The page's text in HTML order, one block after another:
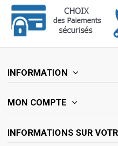
INFORMATION
MON COMPTE
INFORMATIONS SUR